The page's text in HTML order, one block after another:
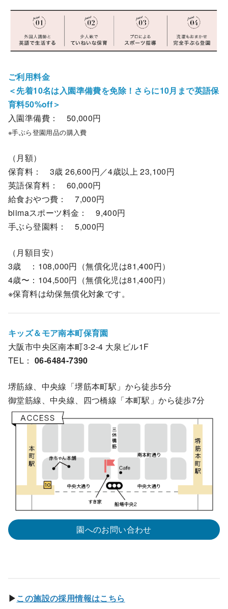
ご利用料金
＜先着10名は入園準備費を免除！さらに10月まで英語保
育料50%off＞
入園準備費： 50,000円
※手ぶら登園用品の購入費
（月額）
保育料： 3歳 26,600円／4歳以上 23,100円
英語保育料： 60,000円
給食おやつ費： 7,000円
biimaスポーツ料金： 9,400円
手ぶら登園料： 5,000円
（月額目安）
3歳 ：108,000円（無償化児は81,400円）
4歳〜：104,500円（無償化児は81,400円）
※保育料は幼保無償化対象です。
キッズ＆モア南本町保育園
大阪市中央区南本町3-2-4 大泉ビル1F
TEL： 06-6484-7390
堺筋線、中央線「堺筋本町駅」から徒歩5分
御堂筋線、中央線、四つ橋線「本町駅」から徒歩7分
園へのお問い合わせ
▶︎この施設の採用情報はこちら